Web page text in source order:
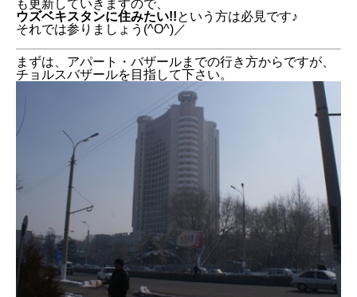
も更新していきますので、
ウズベキスタンに住みたい!!という方は必見です♪
それでは参りましょう(^O^)／
まずは、アパート・バザールまでの行き方からですが、
チョルスバザールを目指して下さい。